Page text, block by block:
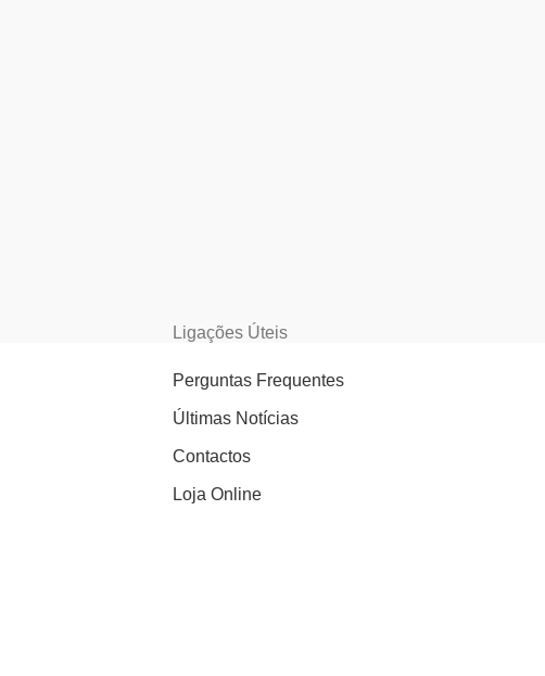
Ligações Úteis
Perguntas Frequentes
Últimas Notícias
Contactos
Loja Online